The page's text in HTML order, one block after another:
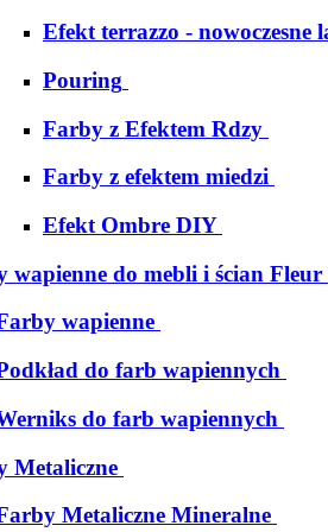
Efekt terrazzo - nowoczesne
Pouring
Farby z Efektem Rdzy
Farby z efektem miedzi
Efekt Ombre DIY
wapienne do mebli i ścian Fleur
wapienne
do farb wapiennych
do farb wapiennych
Metaliczne
Metaliczne Mineralne